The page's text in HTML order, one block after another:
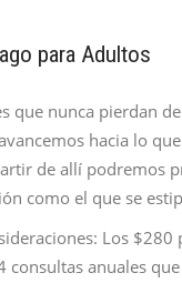
para Adultos
que nunca pierdan
hacia lo
de allí podremos
como el que se
Los
consultas anuales